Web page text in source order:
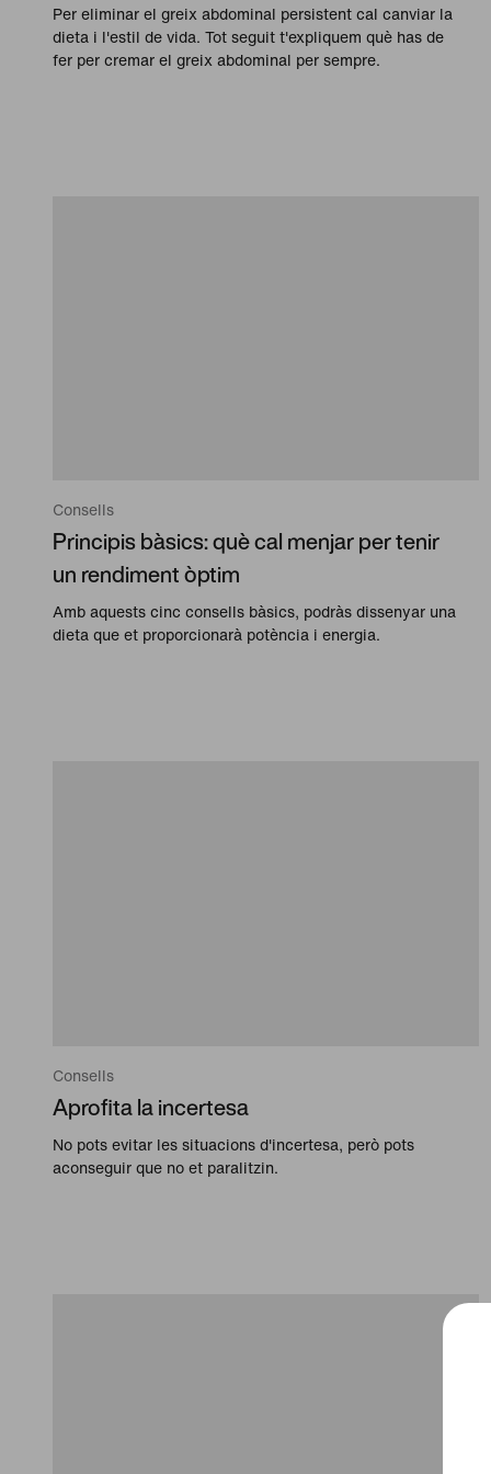
Per eliminar el greix abdominal persistent cal canviar la
dieta i l'estil de vida. Tot seguit t'expliquem què has de
fer per cremar el greix abdominal per sempre.
Consells
Principis bàsics: què cal menjar per tenir
un rendiment òptim
Amb aquests cinc consells bàsics, podràs dissenyar una
dieta que et proporcionarà potència i energia.
Consells
Aprofita la incertesa
No pots evitar les situacions d'incertesa, però pots
aconseguir que no et paralitzin.